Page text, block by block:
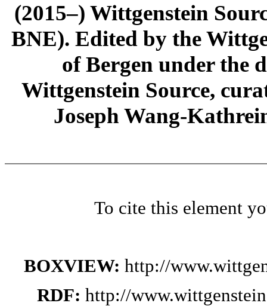
(2015–) Wittgenstein
BNE). Edited by the
of Bergen under the
Wittgenstein Source,
Joseph Wang-
To cite this element
BOXVIEW: http://
RDF: http://